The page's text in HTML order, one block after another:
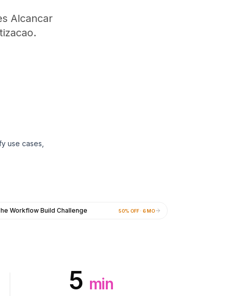
Alcancar
use cases,
Workflow Build Challenge 50% OFF · 6 MO
5 min